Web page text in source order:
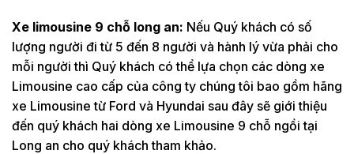
Xe limousine 9 chỗ long an: Nếu Quý khách có số
lượng người đi từ 5 đến 8 người và hành lý vừa phải cho
mỗi người thì Quý khách có thể lựa chọn các dòng xe
Limousine cao cấp của công ty chúng tôi bao gồm hãng
xe Limousine từ Ford và Hyundai sau đây sẽ giới thiệu
đến quý khách hai dòng xe Limousine 9 chỗ ngồi tại
Long an cho quý khách tham khảo.